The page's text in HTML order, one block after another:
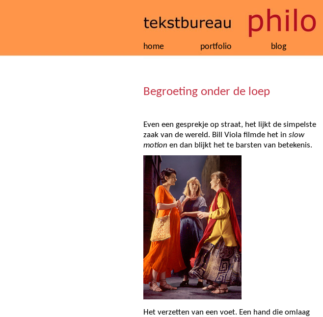
home portfolio blog
Begroeting onder de loep
Even een gesprekje op straat, het lijkt de simpelste
zaak van de wereld. Bill Viola filmde het in slow
motion en dan blijkt het te barsten van betekenis.
Het verzetten van een voet. Een hand die omlaag